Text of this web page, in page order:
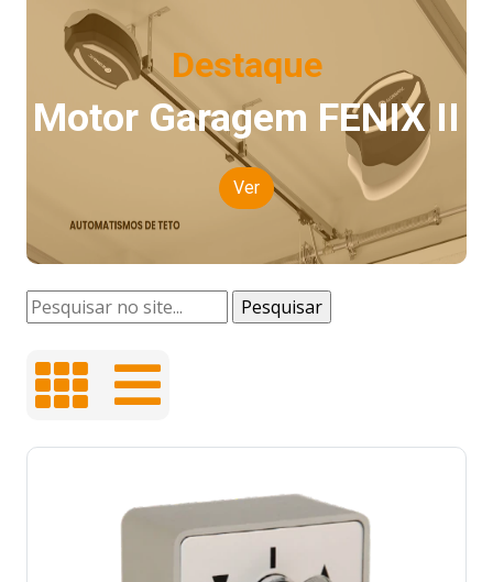
Destaque
Motor Garagem FENIX II
Ver